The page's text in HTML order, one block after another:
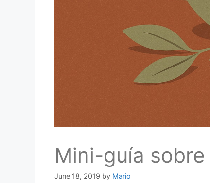
Mini-guía
June 18, 2019 by Mario